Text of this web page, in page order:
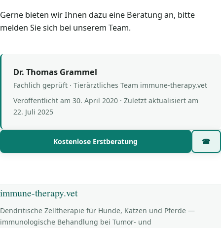
Gerne bieten wir Ihnen dazu eine Beratung an, bitte
melden Sie sich bei unserem Team.
Dr. Thomas Grammel
Fachlich geprüft · Tierärztliches Team immune-therapy.vet
Veröffentlicht am 30. April 2020 · Zuletzt aktualisiert am
22. Juli 2025
Kostenlose Erstberatung ☎
immune-therapy.vet
Dendritische Zelltherapie für Hunde, Katzen und Pferde —
immunologische Behandlung bei Tumor- und